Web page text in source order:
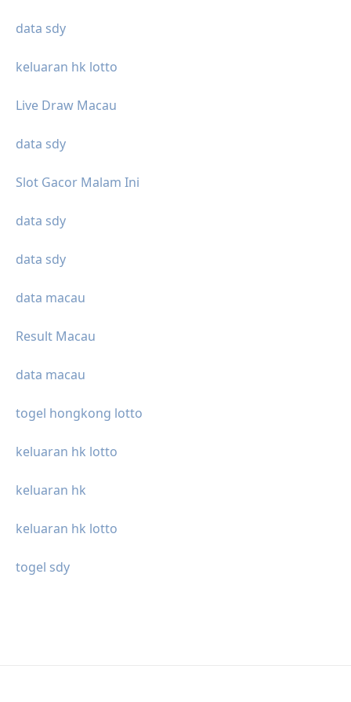
data sdy
keluaran hk lotto
Live Draw Macau
data sdy
Slot Gacor Malam Ini
data sdy
data sdy
data macau
Result Macau
data macau
togel hongkong lotto
keluaran hk lotto
keluaran hk
keluaran hk lotto
togel sdy